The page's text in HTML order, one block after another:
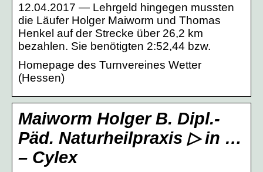
12.04.2017 — Lehrgeld hingegen mussten
die Läufer Holger Maiworm und Thomas
Henkel auf der Strecke über 26,2 km
bezahlen. Sie benötigten 2:52,44 bzw.
Homepage des Turnvereines Wetter
(Hessen)
Maiworm Holger B. Dipl.-
Päd. Naturheilpraxis ▷ in …
– Cylex